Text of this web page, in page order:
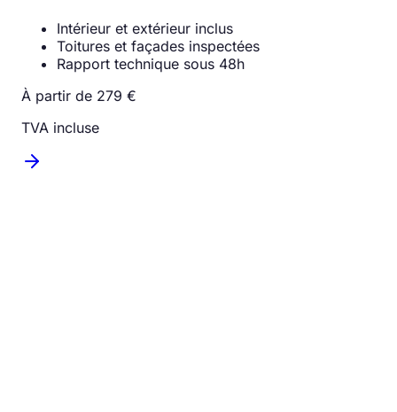
Intérieur et extérieur inclus
Toitures et façades inspectées
Rapport technique sous 48h
À partir de 279 €
TVA incluse